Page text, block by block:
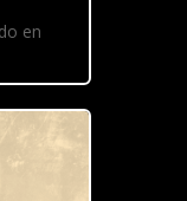
en